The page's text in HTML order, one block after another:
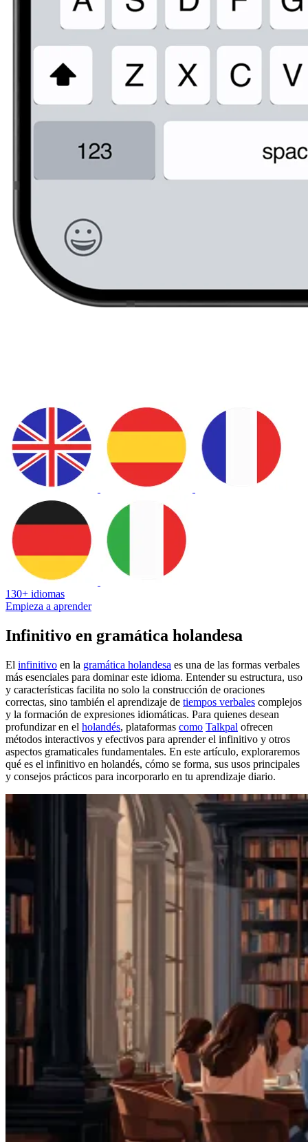
130+ idiomas
Empieza a aprender
Infinitivo en gramática holandesa
El infinitivo en la gramática holandesa es una de las formas verbales
más esenciales para dominar este idioma. Entender su estructura, uso
y características facilita no solo la construcción de oraciones
correctas, sino también el aprendizaje de tiempos verbales complejos
y la formación de expresiones idiomáticas. Para quienes desean
profundizar en el holandés, plataformas como Talkpal ofrecen
métodos interactivos y efectivos para aprender el infinitivo y otros
aspectos gramaticales fundamentales. En este artículo, exploraremos
qué es el infinitivo en holandés, cómo se forma, sus usos principales
y consejos prácticos para incorporarlo en tu aprendizaje diario.